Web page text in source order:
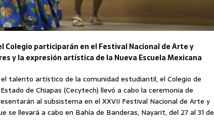
Colegio participarán en el Festival Nacional de Arte y
y la expresión artística de la Nueva Escuela Mexicana
talento artístico de la comunidad estudiantil, el Colegio de
de Chiapas (Cecytech) llevó a cabo la ceremonia de
al subsistema en el XXVII Festival Nacional de Arte y
se llevará a cabo en Bahía de Banderas, Nayarit, del 27 al 31 de